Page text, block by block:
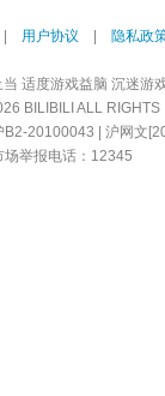
用户协议
隐私政
适度游戏益脑 沉迷游
BILIBILI ALL RIGHTS
B2-20100043 | 沪网文
场举报电话：12345